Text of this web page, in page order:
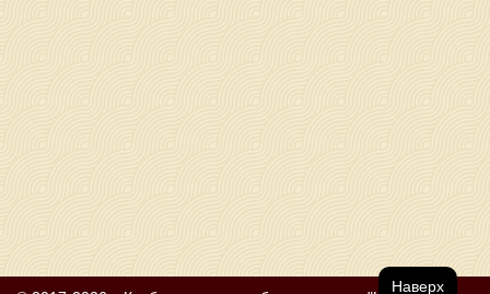
Наверх